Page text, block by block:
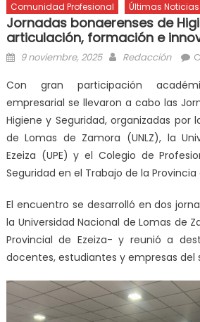
Comunidad Profesional Últimas Noticias
Jornadas bonaerenses de
articulación, formación e
9 noviembre, 2025 Redacción
Con gran participación
empresarial se llevaron a cabo las
Higiene y Seguridad, organizadas por
de Lomas de Zamora (UNLZ), la
Ezeiza (UPE) y el Colegio de
Seguridad en el Trabajo de la Provincia
El encuentro se desarrolló en dos
la Universidad Nacional de Lomas de
Provincial de Ezeiza- y reunió a
docentes, estudiantes y empresas del